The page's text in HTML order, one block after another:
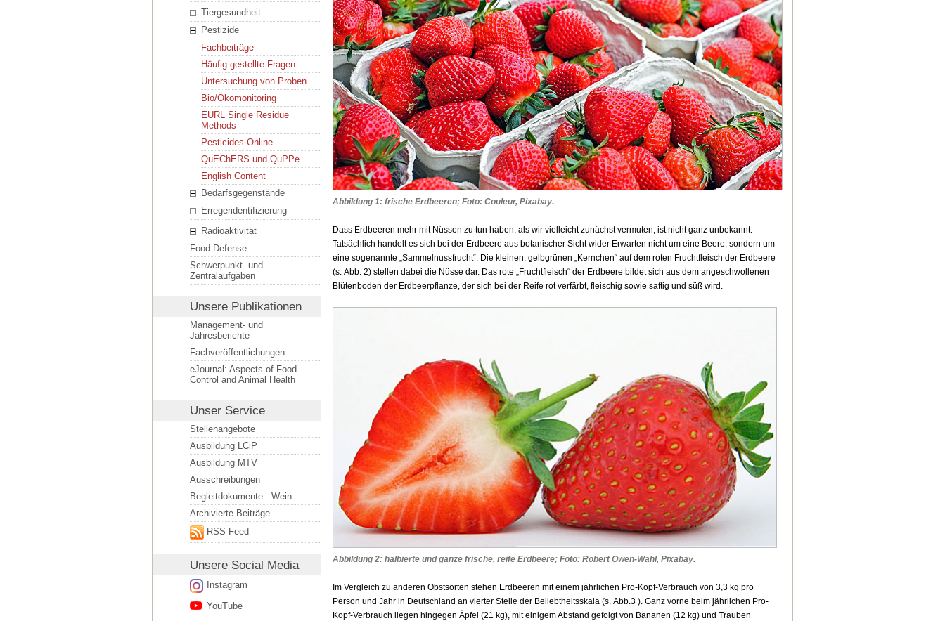
Tiergesundheit
Pestizide
Fachbeiträge
Häufig gestellte Fragen
Untersuchung von Proben
Bio/Ökomonitoring
EURL Single Residue
Methods
Pesticides-Online
QuEChERS und QuPPe
English Content
Bedarfsgegenstände
Erregeridentifizierung
Radioaktivität
Food Defense
Schwerpunkt- und
Zentralaufgaben
Unsere Publikationen
Management- und
Jahresberichte
Fachveröffentlichungen
eJournal: Aspects of Food
Control and Animal Health
Unser Service
Stellenangebote
Ausbildung LCiP
Ausbildung MTV
Ausschreibungen
Begleitdokumente - Wein
Archivierte Beiträge
RSS Feed
Unsere Social Media
Instagram
YouTube
Abbildung 1: frische Erdbeeren; Foto: Couleur, Pixabay.
Dass Erdbeeren mehr mit Nüssen zu tun haben, als wir vielleicht zunächst vermuten, ist nicht ganz unbekannt.
Tatsächlich handelt es sich bei der Erdbeere aus botanischer Sicht wider Erwarten nicht um eine Beere, sondern um
eine sogenannte „Sammelnussfrucht“. Die kleinen, gelbgrünen „Kernchen“ auf dem roten Fruchtfleisch der Erdbeere
(s. Abb. 2) stellen dabei die Nüsse dar. Das rote „Fruchtfleisch“ der Erdbeere bildet sich aus dem angeschwollenen
Blütenboden der Erdbeerpflanze, der sich bei der Reife rot verfärbt, fleischig sowie saftig und süß wird.
Abbildung 2: halbierte und ganze frische, reife Erdbeere; Foto: Robert Owen-Wahl, Pixabay.
Im Vergleich zu anderen Obstsorten stehen Erdbeeren mit einem jährlichen Pro-Kopf-Verbrauch von 3,3 kg pro
Person und Jahr in Deutschland an vierter Stelle der Beliebtheitsskala (s. Abb.3 ). Ganz vorne beim jährlichen Pro-
Kopf-Verbrauch liegen hingegen Äpfel (21 kg), mit einigem Abstand gefolgt von Bananen (12 kg) und Trauben